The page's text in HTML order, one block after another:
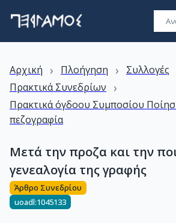
Αρχική › Πλοήγηση › Συλλογές
Πρακτικά Συνεδρίων ›
Πρακτικά όγδοου Συμποσίου
πεζογραφία
Μετά την προζα και την
γενεαλογία της γραφής
Άρθρο Συνεδρίου
uoadl:1045133